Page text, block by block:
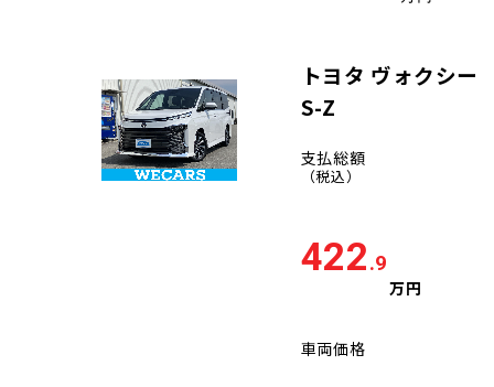
トヨタ ヴォクシー
S-Z
支払総額
（税込）
422.9
万円
車両価格